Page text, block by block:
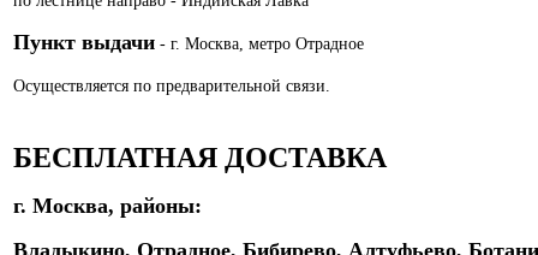
Пункт выдачи - г. Москва, метро Отрадное
Осуществляется по предварительной связи.
БЕСПЛАТНАЯ ДОСТАВКА
г. Москва, районы: